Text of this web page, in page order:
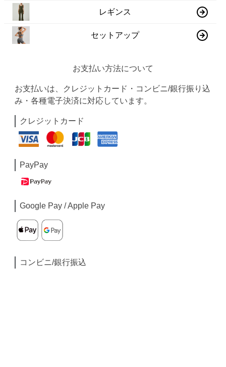
レギンス
セットアップ
お支払い方法について
お支払いは、クレジットカード・コンビニ/銀行振り込
み・各種電子決済に対応しています。
クレジットカード
PayPay
Google Pay / Apple Pay
コンビニ/銀行振込